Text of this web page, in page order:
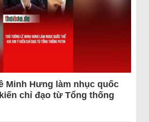
Minh Hưng làm nhục quốc
chỉ đạo từ Tổng thống